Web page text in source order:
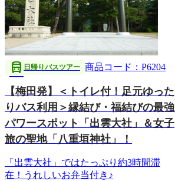
directions_bus 日帰りバスツアー 商品コード：P6204
【梅田発】＜トイレ付！足元ゆった
りバス利用＞縁結び・福結びの最強
パワースポット「出雲大社」＆女子
旅の聖地「八重垣神社」！
「出雲大社」ではたっぷり約3時間滞
在！うれしいお弁当付き♪